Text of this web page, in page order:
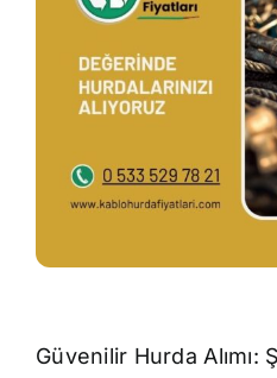
Güvenilir Hurda Alımı: